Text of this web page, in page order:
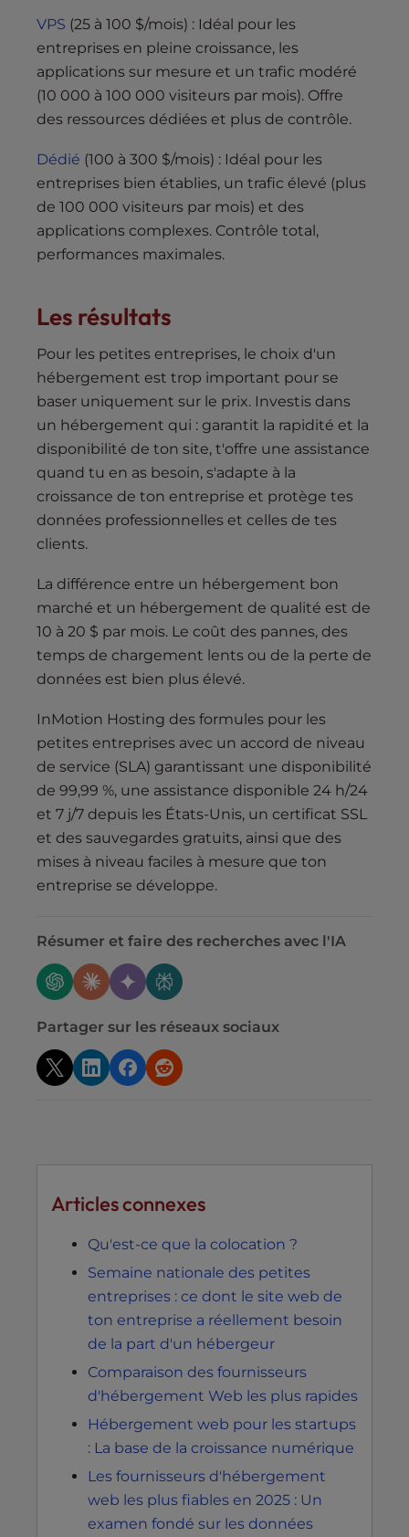
VPS (25 à 100 $/mois) : Idéal pour les
entreprises en pleine croissance, les
applications sur mesure et un trafic modéré
(10 000 à 100 000 visiteurs par mois). Offre
des ressources dédiées et plus de contrôle.
Dédié (100 à 300 $/mois) : Idéal pour les
entreprises bien établies, un trafic élevé (plus
de 100 000 visiteurs par mois) et des
applications complexes. Contrôle total,
performances maximales.
Les résultats
Pour les petites entreprises, le choix d'un
hébergement est trop important pour se
baser uniquement sur le prix. Investis dans
un hébergement qui : garantit la rapidité et la
disponibilité de ton site, t'offre une assistance
quand tu en as besoin, s'adapte à la
croissance de ton entreprise et protège tes
données professionnelles et celles de tes
clients.
La différence entre un hébergement bon
marché et un hébergement de qualité est de
10 à 20 $ par mois. Le coût des pannes, des
temps de chargement lents ou de la perte de
données est bien plus élevé.
InMotion Hosting des formules pour les
petites entreprises avec un accord de niveau
de service (SLA) garantissant une disponibilité
de 99,99 %, une assistance disponible 24 h/24
et 7 j/7 depuis les États-Unis, un certificat SSL
et des sauvegardes gratuits, ainsi que des
mises à niveau faciles à mesure que ton
entreprise se développe.
Résumer et faire des recherches avec l'IA
Partager sur les réseaux sociaux
Articles connexes
Qu'est-ce que la colocation ?
Semaine nationale des petites
entreprises : ce dont le site web de
ton entreprise a réellement besoin
de la part d'un hébergeur
Comparaison des fournisseurs
d'hébergement Web les plus rapides
Hébergement web pour les startups
: La base de la croissance numérique
Les fournisseurs d'hébergement
web les plus fiables en 2025 : Un
examen fondé sur les données